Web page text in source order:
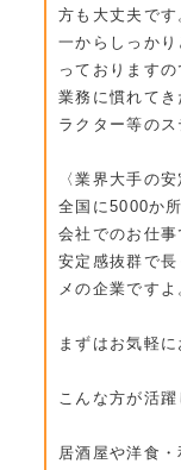
方も大丈夫です
一からしっか
っておりますの
業務に慣れて
ラクター等のス
〈業界大手の
全国に5000か
会社でのお仕事
安定感抜群で
メの企業ですよ
まずはお気軽に
こんな方が活躍
居酒屋や洋食